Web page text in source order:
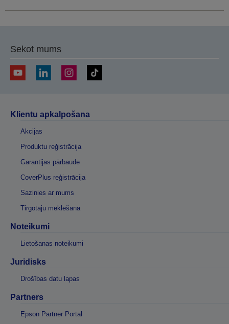
Sekot mums
Klientu apkalpošana
Akcijas
Produktu reģistrācija
Garantijas pārbaude
CoverPlus reģistrācija
Sazinies ar mums
Tirgotāju meklēšana
Noteikumi
Lietošanas noteikumi
Juridisks
Drošības datu lapas
Partners
Epson Partner Portal